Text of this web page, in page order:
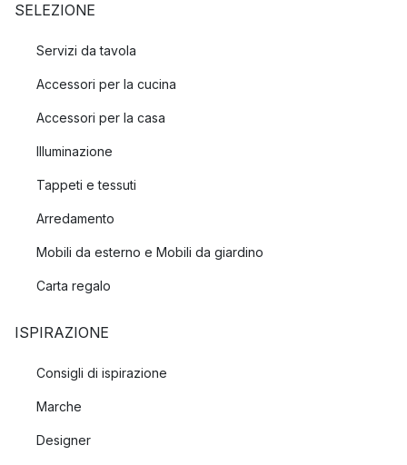
SELEZIONE
Servizi da tavola
Accessori per la cucina
Accessori per la casa
Illuminazione
Tappeti e tessuti
Arredamento
Mobili da esterno e Mobili da giardino
Carta regalo
ISPIRAZIONE
Consigli di ispirazione
Marche
Designer